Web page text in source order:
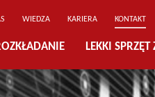
WIEDZA KARIERA KONTAKT
LEKKI